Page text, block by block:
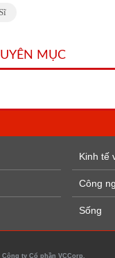
MỤC
Kinh tế
Công
Sống
Công ty Cổ phần VCCorp.